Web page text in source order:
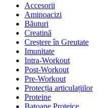
Accesorii
Aminoacizi
Băuturi
Creatină
Creștere în Greutate
Imunitate
Intra-Workout
Post-Workout
Pre-Workout
Protecția articulațiilor
Proteine
Batoane Proteice